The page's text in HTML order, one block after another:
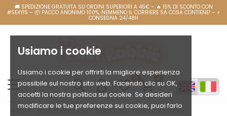
Usiamo i cookie
Usiamo i cookie per offrirti la migliore esperienza
possibile sul nostro sito web. Facendo clic su OK,
accetti la nostra politica sui cookie. Se desideri
modificare le tue preferenze sui cookie, puoi farlo
Home pinkrabbitonline Falli Dildo Falli Indossabili